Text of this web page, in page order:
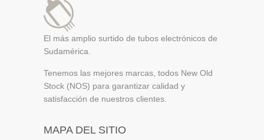
El más amplio surtido de tubos electrónicos de
Sudamérica.
Tenemos las mejores marcas, todos New Old
Stock (NOS) para garantizar calidad y
satisfacción de nuestros clientes.
MAPA DEL SITIO